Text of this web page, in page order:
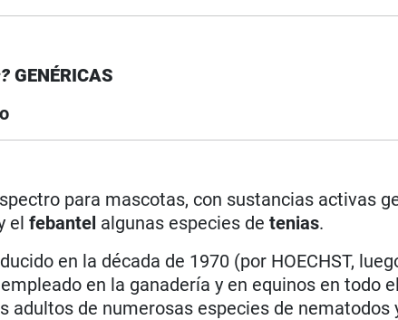
GENÉRICAS
para mascotas, con sustancias activas
elfebantel algunas especies de tenias.
en la década de 1970 (por HOECHST,
en la ganadería y en equinos en todo
de numerosas especies de nematodos